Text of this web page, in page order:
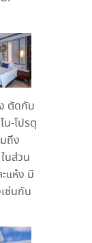
ตัดกับ
น-โปรตุ
ถึง
นส่วน
แห้ง มี
ช่นกัน